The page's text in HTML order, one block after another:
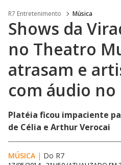
R7 Entretenimento Música
Shows da
no Theatro
atrasam e
com áudio no
Platéia ficou impaciente
de Célia e Arthur Verocai
MÚSICA | Do R7